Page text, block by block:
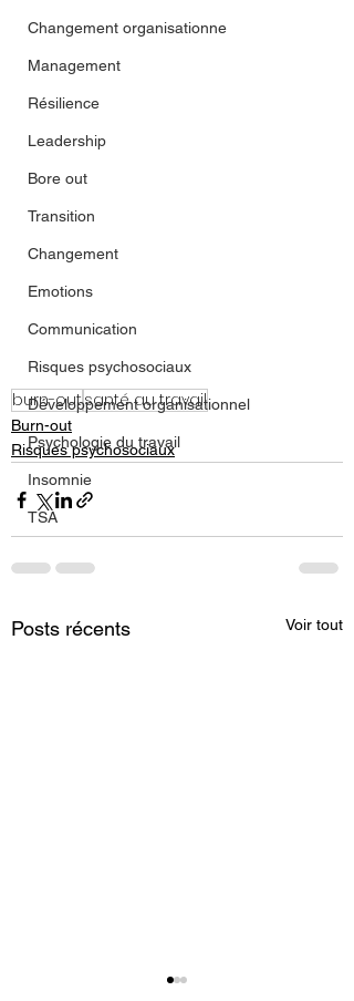
Changement organisationne
Management
Résilience
Leadership
Bore out
Transition
Changement
Emotions
Communication
Risques psychosociaux
Développement organisationnel
Psychologie du travail
Insomnie
TSA
burn-outsanté au travail
Burn-out
Risques psychosociaux
Posts récents Voir tout